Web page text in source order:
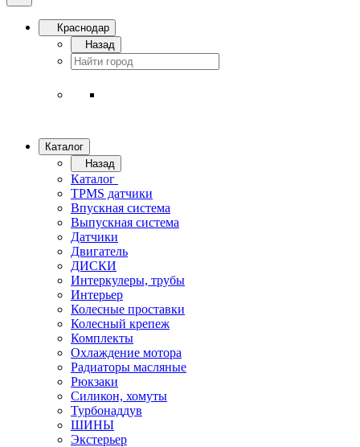
Краснодар
Назад
Каталог
Назад
Каталог
TPMS датчики
Впускная система
Выпускная система
Датчики
Двигатель
ДИСКИ
Интеркулеры, трубы
Интерьер
Колесные проставки
Колесный крепеж
Комплекты
Охлаждение мотора
Радиаторы масляные
Рюкзаки
Силикон, хомуты
Турбонаддув
ШИНЫ
Экстерьер